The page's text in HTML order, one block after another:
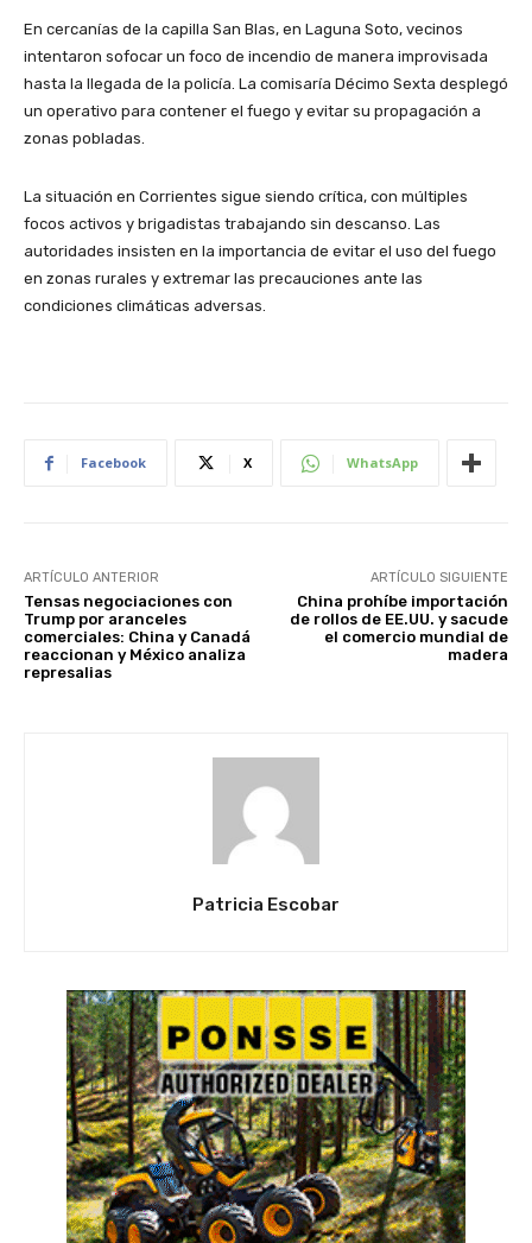
En cercanías de la capilla San Blas, en Laguna Soto, vecinos
intentaron sofocar un foco de incendio de manera improvisada
hasta la llegada de la policía. La comisaría Décimo Sexta desplegó
un operativo para contener el fuego y evitar su propagación a
zonas pobladas.
La situación en Corrientes sigue siendo crítica, con múltiples
focos activos y brigadistas trabajando sin descanso. Las
autoridades insisten en la importancia de evitar el uso del fuego
en zonas rurales y extremar las precauciones ante las
condiciones climáticas adversas.
Facebook X WhatsApp
ARTÍCULO ANTERIOR
Tensas negociaciones con
Trump por aranceles
comerciales: China y Canadá
reaccionan y México analiza
represalias
ARTÍCULO SIGUIENTE
China prohíbe importación
de rollos de EE.UU. y sacude
el comercio mundial de
madera
Patricia Escobar